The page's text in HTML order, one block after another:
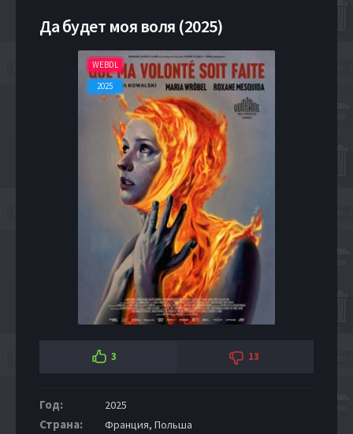
Да будет моя воля (2025)
WEBDL
2025
3 13
Год: 2025
Страна: Франция, Польша